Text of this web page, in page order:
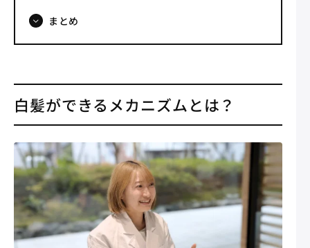
まとめ
白髪ができるメカニズムとは？